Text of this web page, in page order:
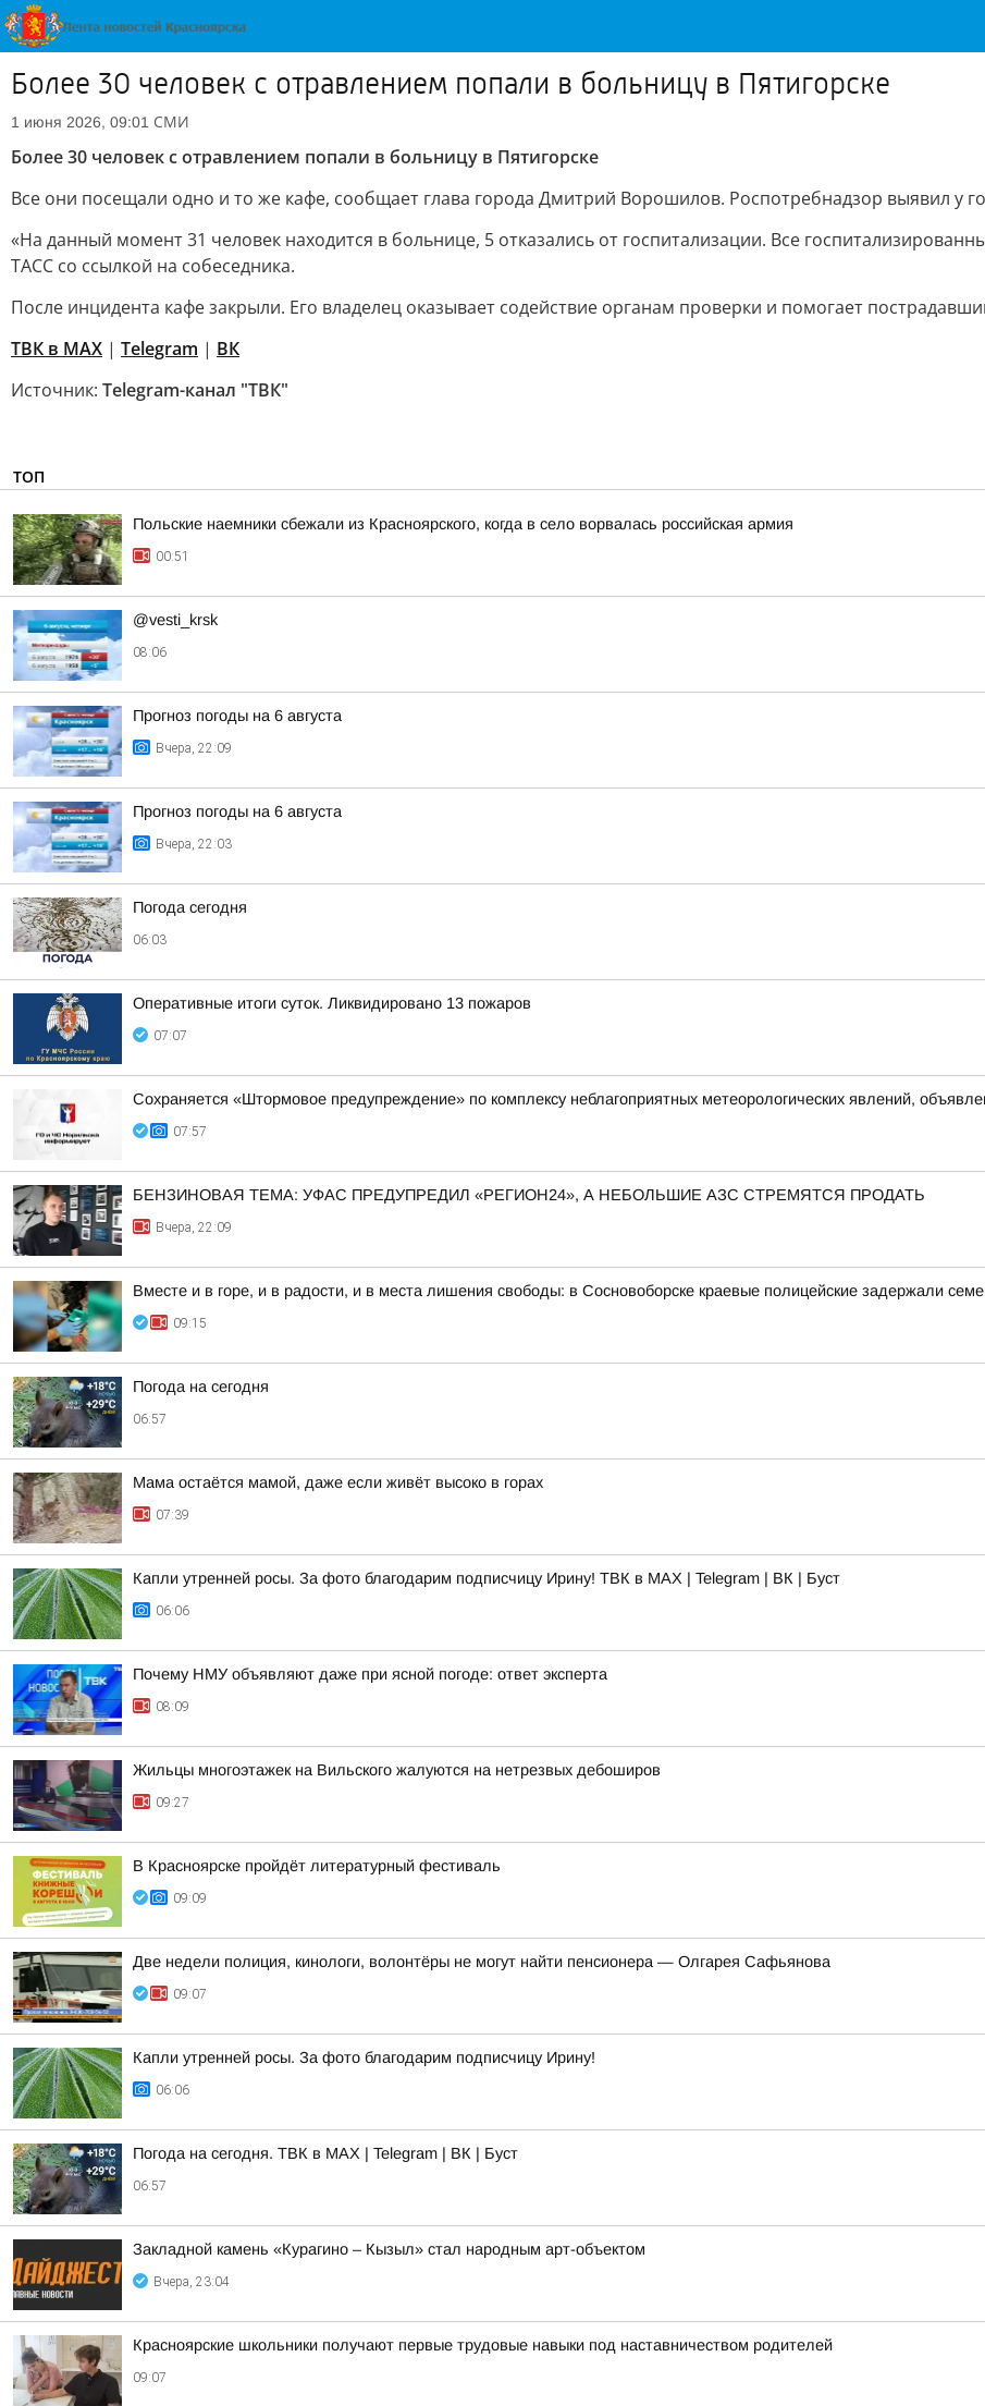
Более 30 человек с отравлением попали в больницу в Пятигорске
1 июня 2026, 09:01 СМИ
Более 30 человек с отравлением попали в больницу в Пятигорске
Все они посещали одно и то же кафе, сообщает глава города Дмитрий Ворошилов. Роспотребнадзор выявил у
«На данный момент 31 человек находится в больнице, 5 отказались от госпитализации. Все
ТАСС со ссылкой на собеседника.
После инцидента кафе закрыли. Его владелец оказывает содействие органам проверки и помогает
ТВК в MAX | Telegram | ВК
Источник: Telegram-канал "ТВК"
ТОП
Польские наемники сбежали из Красноярского, когда в село ворвалась российская армия
00:51
@vesti_krsk
08:06
Прогноз погоды на 6 августа
Вчера, 22:09
Прогноз погоды на 6 августа
Вчера, 22:03
Погода сегодня
06:03
Оперативные итоги суток. Ликвидировано 13 пожаров
07:07
Сохраняется «Штормовое предупреждение» по комплексу неблагоприятных метеорологических явлений,
07:57
БЕНЗИНОВАЯ ТЕМА: УФАС ПРЕДУПРЕДИЛ «РЕГИОН24», А НЕБОЛЬШИЕ АЗС СТРЕМЯТСЯ ПРОДАТЬ
Вчера, 22:09
Вместе и в горе, и в радости, и в места лишения свободы: в Сосновоборске краевые полицейские задержали
09:15
Погода на сегодня
06:57
Мама остаётся мамой, даже если живёт высоко в горах
07:39
Капли утренней росы. За фото благодарим подписчицу Ирину! ТВК в MAX | Telegram | ВК | Буст
06:06
Почему НМУ объявляют даже при ясной погоде: ответ эксперта
08:09
Жильцы многоэтажек на Вильского жалуются на нетрезвых дебоширов
09:27
В Красноярске пройдёт литературный фестиваль
09:09
Две недели полиция, кинологи, волонтёры не могут найти пенсионера — Олгарея Сафьянова
09:07
Капли утренней росы. За фото благодарим подписчицу Ирину!
06:06
Погода на сегодня. ТВК в MAX | Telegram | ВК | Буст
06:57
Закладной камень «Курагино – Кызыл» стал народным арт-объектом
Вчера, 23:04
Красноярские школьники получают первые трудовые навыки под наставничеством родителей
09:07